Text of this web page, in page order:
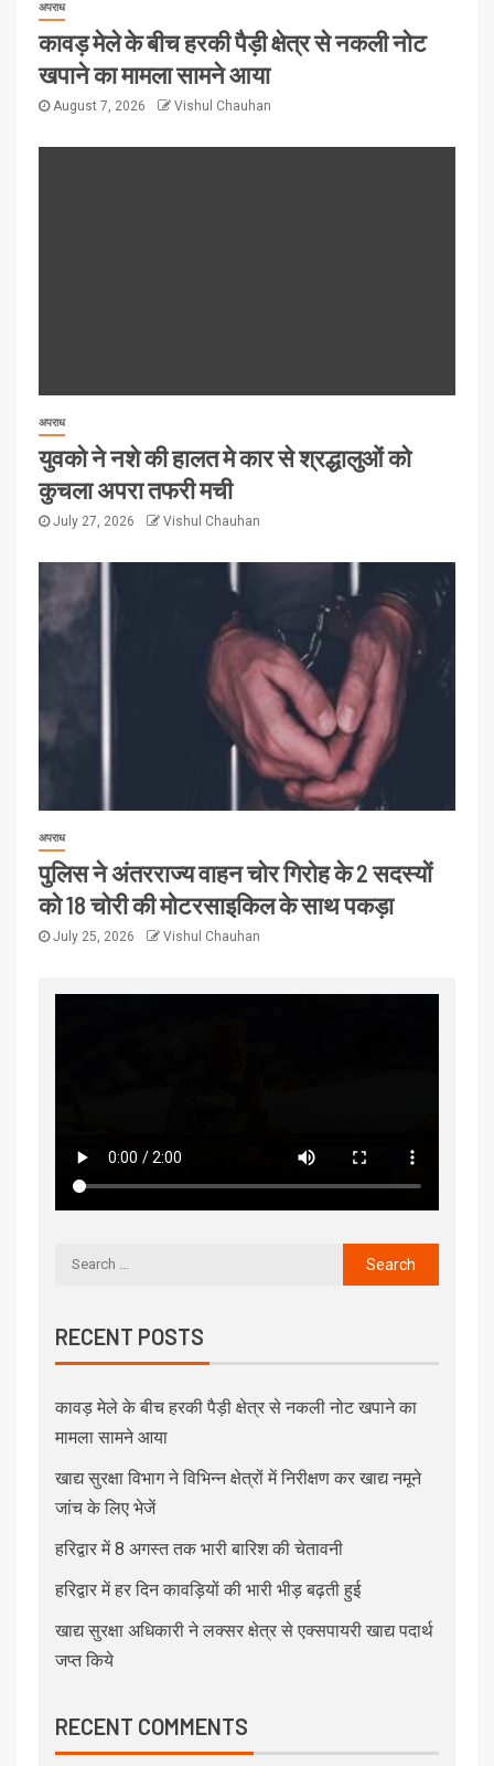
अपराध
कावड़ मेले के बीच हरकी पैड़ी क्षेत्र से नकली नोट
खपाने का मामला सामने आया
August 7, 2026 Vishul Chauhan
अपराध
युवको ने नशे की हालत मे कार से श्रद्धालुओं को
कुचला अपरा तफरी मची
July 27, 2026 Vishul Chauhan
अपराध
पुलिस ने अंतरराज्य वाहन चोर गिरोह के 2 सदस्यों
को 18 चोरी की मोटरसाइकिल के साथ पकड़ा
July 25, 2026 Vishul Chauhan
RECENT POSTS
कावड़ मेले के बीच हरकी पैड़ी क्षेत्र से नकली नोट खपाने का
मामला सामने आया
खाद्य सुरक्षा विभाग ने विभिन्न क्षेत्रों में निरीक्षण कर खाद्य नमूने
जांच के लिए भेजें
हरिद्वार में 8 अगस्त तक भारी बारिश की चेतावनी
हरिद्वार में हर दिन कावड़ियों की भारी भीड़ बढ़ती हुई
खाद्य सुरक्षा अधिकारी ने लक्सर क्षेत्र से एक्सपायरी खाद्य पदार्थ
जप्त किये
RECENT COMMENTS